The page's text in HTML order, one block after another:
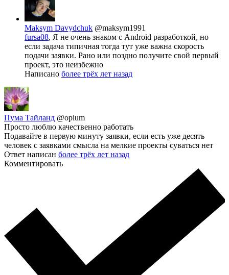
Maksym Davydchuk @maksym1991
fursa08, Я не очень знаком с Android разработкой, но
если задача типичная тогда тут уже важна скорость
подачи заявки. Рано или поздно получите свой первый
проект, это неизбежно
Написано более трёх лет назад
Пума Тайланд @opium
Просто люблю качественно работать
Подавайте в первую минуту заявки, если есть уже десять
человек с заявками смысла на мелкие проекты суваться нет
Ответ написан более трёх лет назад
Комментировать